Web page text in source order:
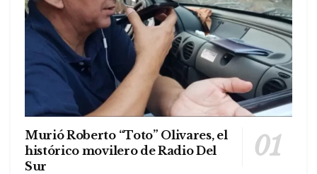
Murió Roberto “Toto” Olivares, el
histórico movilero de Radio Del
Sur